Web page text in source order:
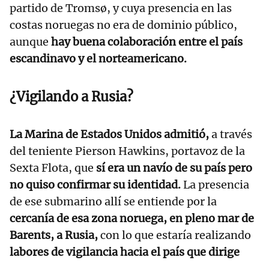
partido de Tromsø, y cuya presencia en las
costas noruegas no era de dominio público,
aunque hay buena colaboración entre el país
escandinavo y el norteamericano.
¿Vigilando a Rusia?
La Marina de Estados Unidos admitió,a través
del teniente Pierson Hawkins, portavoz de la
Sexta Flota, que sí era un navío de su país pero
no quiso confirmar su identidad.La presencia
de ese submarino allí se entiende por la
cercanía de esa zona noruega, en pleno mar de
Barents, a Rusia,con lo que estaría realizando
labores de vigilancia hacia el país que dirige